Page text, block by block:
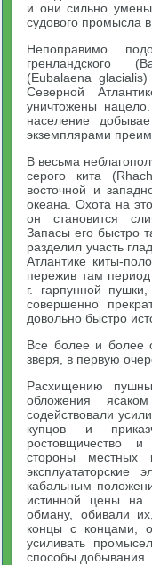
и они сильно
судового промысла
Непоправимо
гренландского
(Eubalaena
Северной
уничтожены
население
экземплярами
В весьма
серого кита
восточной и
океана. Охота на
он становится
Запасы его быстро
разделил участь
Атлантике киты-
пережив там
г. гарпунной
совершенно
довольно быстро
Все более и более
зверя, в первую
Расхищению
обложения
содействовали
купцов и
ростовщичество
стороны местных
эксплуататорские
кабальным
истинной цены на
обману, обивали
концы с концами,
усиливать
способы добывания.